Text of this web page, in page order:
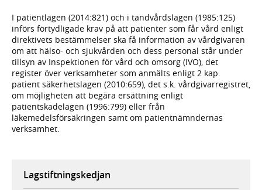
I patientlagen (2014:821) och i tandvårdslagen (1985:125)
införs förtydligade krav på att patienter som får vård enligt
direktivets bestämmelser ska få information av vårdgivaren
om att hälso- och sjukvården och dess personal står under
tillsyn av Inspektionen för vård och omsorg (IVO), det
register över verksamheter som anmälts enligt 2 kap.
patient säkerhetslagen (2010:659), det s.k. vårdgivarregistret,
om möjligheten att begära ersättning enligt
patientskadelagen (1996:799) eller från
läkemedelsförsäkringen samt om patientnämndernas
verksamhet.
Lagstiftningskedjan